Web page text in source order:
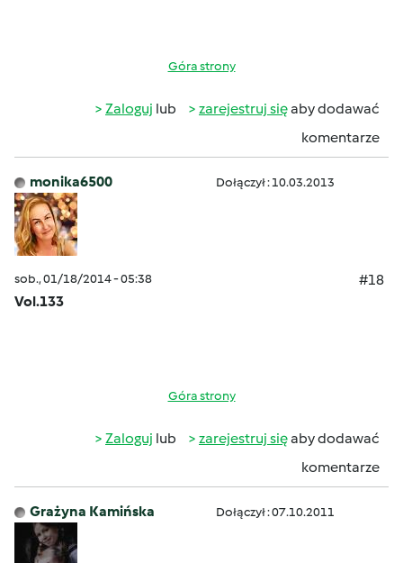
Góra strony
Zaloguj lub zarejestruj sięaby dodawać
komentarze
monika6500 Dołączył : 10.03.2013
sob., 01/18/2014 - 05:38
#18
Vol.133
Góra strony
Zaloguj lub zarejestruj sięaby dodawać
komentarze
Grażyna Kamińska Dołączył : 07.10.2011